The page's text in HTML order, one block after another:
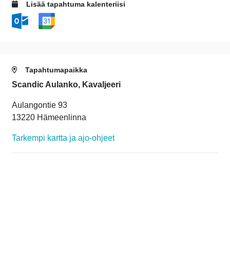
Lisää tapahtuma kalenteriisi
Tapahtumapaikka
Scandic Aulanko, Kavaljeeri
Aulangontie 93
13220 Hämeenlinna
Tarkempi kartta ja ajo-ohjeet